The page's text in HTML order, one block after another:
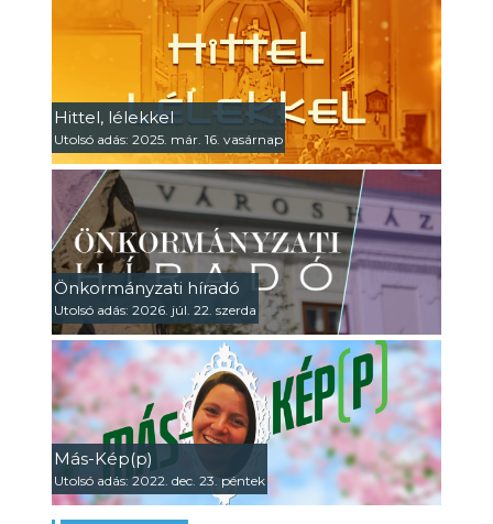
Hittel, lélekkel
Utolsó adás: 2025. már. 16. vasárnap
Önkormányzati híradó
Utolsó adás: 2026. júl. 22. szerda
Más-Kép(p)
Utolsó adás: 2022. dec. 23. péntek